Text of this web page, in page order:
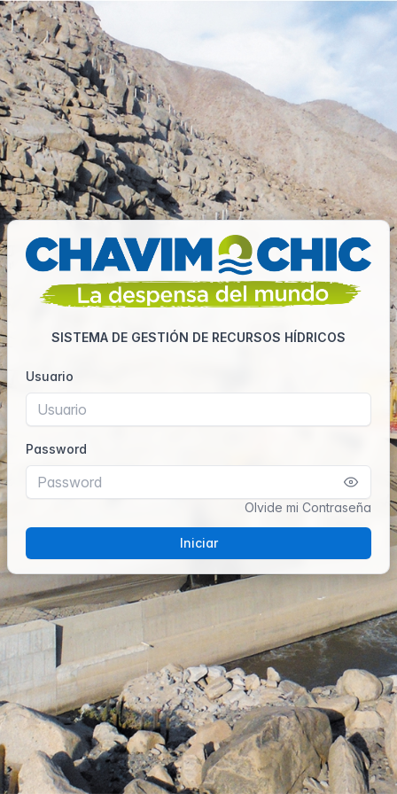
SISTEMA DE GESTIÓN DE RECURSOS HÍDRICOS
Usuario
Password
Olvide mi Contraseña
Iniciar